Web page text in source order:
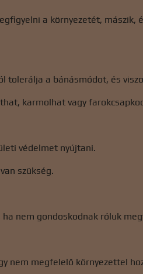
a környezetét, mászik,
tolerálja a bánásmódot, és
karmolhat vagy
védelmet nyújtani.
szükség.
nem gondoskodnak róluk
nem megfelelő környezettel